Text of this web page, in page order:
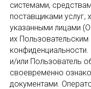
системами,
поставщиками услуг,
указанными лицами
их
и/или Пользователь
своевременно
документами.